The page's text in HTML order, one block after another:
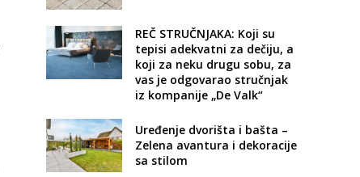
REČ STRUČNJAKA: Koji su
tepisi adekvatni za dečiju, a
koji za neku drugu sobu, za
vas je odgovarao stručnjak
iz kompanije „De Valk“
Uređenje dvorišta i bašta –
Zelena avantura i dekoracije
sa stilom